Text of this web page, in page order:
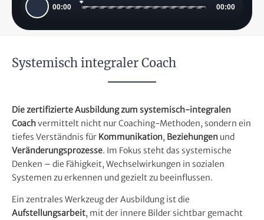
Player
00:00 00:00
Systemisch integraler Coach
Die zertifizierte Ausbildung zum systemisch-integralen
Coachvermittelt nicht nur Coaching-Methoden, sondern ein
tiefes Verständnis für Kommunikation, Beziehungen und
Veränderungsprozesse. Im Fokus steht das systemische
Denken – die Fähigkeit, Wechselwirkungen in sozialen
Systemen zu erkennen und gezielt zu beeinflussen.
Ein zentrales Werkzeug der Ausbildung ist die
Aufstellungsarbeit, mit der innere Bilder sichtbar gemacht